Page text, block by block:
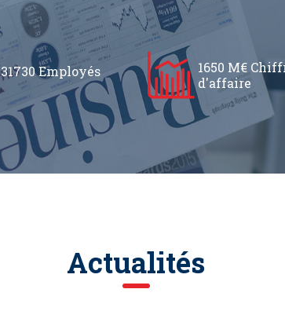
31730 Employés
1650 M€
d'affaire
Actualités